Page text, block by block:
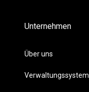
Unternehmen
Über uns
Verwaltungssystem